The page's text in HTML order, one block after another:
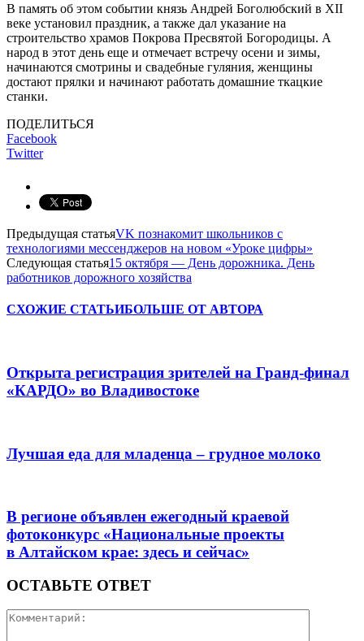
В память об этом событии князь Андрей Боголюбский в XII
веке установил праздник, а также дал указание на
строительство храмов Покрова Пресвятой Богородицы. А
народ в этот день еще и отмечает встречу осени и зимы,
начинаются смотрины и свадебные гуляния, женщины
достают прялки и начинают работать домашние ткацкие
станки.
ПОДЕЛИТЬСЯ
Facebook
Twitter
Предыдущая статьяVK познакомит школьников с
технологиями мессенджеров на новом «Уроке цифры»
Следующая статья15 октября — День дорожника. День
работников дорожного хозяйства
СХОЖИЕ СТАТЬИБОЛЬШЕ ОТ АВТОРА
Открыта регистрация зрителей на Гранд-финал
«КАРДО» во Владивостоке
Лучшая еда для младенца – грудное молоко
В регионе объявлен ежегодный краевой
фотоконкурс «Национальные проекты
в Алтайском крае: здесь и сейчас»
ОСТАВЬТЕ ОТВЕТ